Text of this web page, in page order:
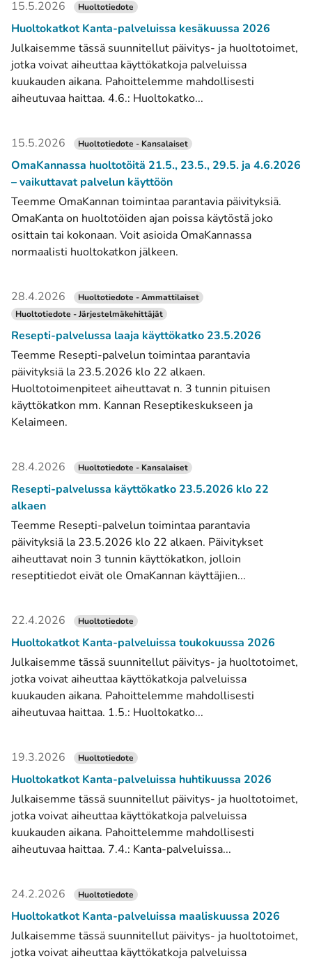
15.5.2026 Huoltotiedote
Huoltokatkot Kanta-palveluissa kesäkuussa 2026
Julkaisemme tässä suunnitellut päivitys- ja huoltotoimet,
jotka voivat aiheuttaa käyttökatkoja palveluissa
kuukauden aikana. Pahoittelemme mahdollisesti
aiheutuvaa haittaa. 4.6.: Huoltokatko...
15.5.2026 Huoltotiedote - Kansalaiset
OmaKannassa huoltotöitä 21.5., 23.5., 29.5. ja 4.6.2026
– vaikuttavat palvelun käyttöön
Teemme OmaKannan toimintaa parantavia päivityksiä.
OmaKanta on huoltotöiden ajan poissa käytöstä joko
osittain tai kokonaan. Voit asioida OmaKannassa
normaalisti huoltokatkon jälkeen.
28.4.2026
Huoltotiedote - Ammattilaiset
Huoltotiedote - Järjestelmäkehittäjät
Resepti-palvelussa laaja käyttökatko 23.5.2026
Teemme Resepti-palvelun toimintaa parantavia
päivityksiä la 23.5.2026 klo 22 alkaen.
Huoltotoimenpiteet aiheuttavat n. 3 tunnin pituisen
käyttökatkon mm. Kannan Reseptikeskukseen ja
Kelaimeen.
28.4.2026 Huoltotiedote - Kansalaiset
Resepti-palvelussa käyttökatko 23.5.2026 klo 22
alkaen
Teemme Resepti-palvelun toimintaa parantavia
päivityksiä la 23.5.2026 klo 22 alkaen. Päivitykset
aiheuttavat noin 3 tunnin käyttökatkon, jolloin
reseptitiedot eivät ole OmaKannan käyttäjien...
22.4.2026 Huoltotiedote
Huoltokatkot Kanta-palveluissa toukokuussa 2026
Julkaisemme tässä suunnitellut päivitys- ja huoltotoimet,
jotka voivat aiheuttaa käyttökatkoja palveluissa
kuukauden aikana. Pahoittelemme mahdollisesti
aiheutuvaa haittaa. 1.5.: Huoltokatko...
19.3.2026 Huoltotiedote
Huoltokatkot Kanta-palveluissa huhtikuussa 2026
Julkaisemme tässä suunnitellut päivitys- ja huoltotoimet,
jotka voivat aiheuttaa käyttökatkoja palveluissa
kuukauden aikana. Pahoittelemme mahdollisesti
aiheutuvaa haittaa. 7.4.: Kanta-palveluissa...
24.2.2026 Huoltotiedote
Huoltokatkot Kanta-palveluissa maaliskuussa 2026
Julkaisemme tässä suunnitellut päivitys- ja huoltotoimet,
jotka voivat aiheuttaa käyttökatkoja palveluissa